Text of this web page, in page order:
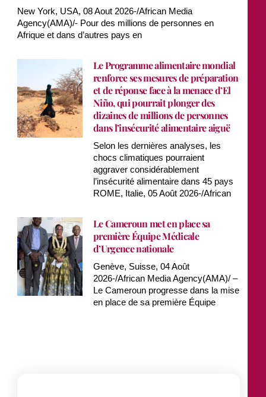
New York, USA, 08 Aout 2026-/African Media
Agency(AMA)/- Pour des millions de personnes en
Afrique et dans d’autres pays en
Le Programme alimentaire mondial
renforce ses mesures de préparation
et de réponse face à la menace d’El
Niño, qui pourrait plonger des
dizaines de millions de personnes
dans l’insécurité alimentaire aiguë
Selon les dernières analyses, les
chocs climatiques pourraient
aggraver considérablement
l’insécurité alimentaire dans 45 pays
ROME, Italie, 05 Août 2026-/African
Le Cameroun met en place sa
première Équipe Médicale
d’Urgence nationale
Genève, Suisse, 04 Août
2026-/African Media Agency(AMA)/ –
Le Cameroun progresse dans la mise
en place de sa première Équipe